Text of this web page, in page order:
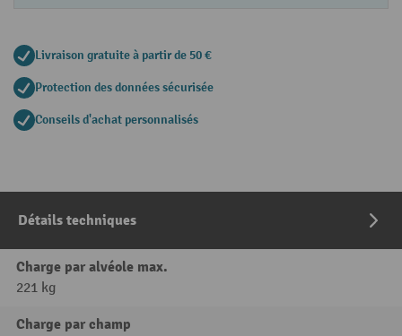
Livraison gratuite à partir de 50 €
Protection des données sécurisée
Conseils d'achat personnalisés
Détails techniques
Charge par alvéole max.
221 kg
Charge par champ